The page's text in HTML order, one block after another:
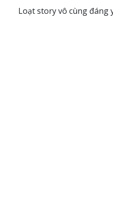
Loạt story vô cùng đáng